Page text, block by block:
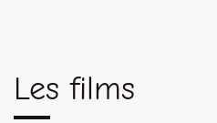
Les films